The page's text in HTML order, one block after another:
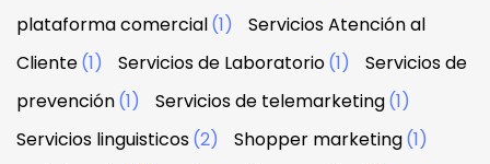
plataforma comercial(1)
Servicios Atención al
Cliente(1) Servicios de Laboratorio(1)
Servicios de
prevención(1) Servicios de telemarketing(1)
Servicios linguisticos(2) Shopper marketing(1)